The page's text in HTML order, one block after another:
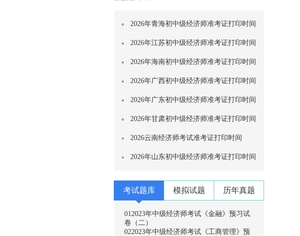
2026年青海初中级经济师准考证打印时间
2026年江苏初中级经济师准考证打印时间
2026年海南初中级经济师准考证打印时间
2026年广西初中级经济师准考证打印时间
2026年广东初中级经济师准考证打印时间
2026年甘肃初中级经济师准考证打印时间
2026云南经济师考试准考证打印时间
2026年山东初中级经济师准考证打印时间
考试题库 模拟试题 历年真题
012023年中级经济师考试《金融》预习试
卷（二）
022023年中级经济师考试《工商管理》预